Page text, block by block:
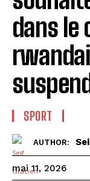
dans le
SPORT
AUTHOR:
mai 11, 2026